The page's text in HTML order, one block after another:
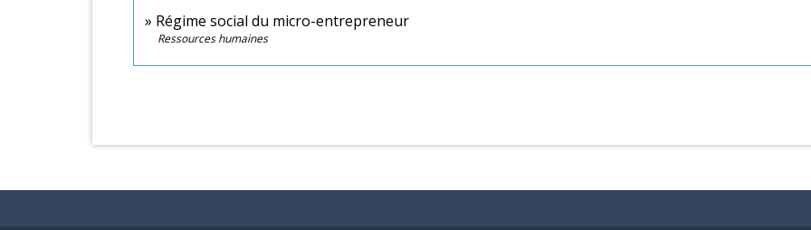
Régime social du micro-entrepreneur
Ressources humaines